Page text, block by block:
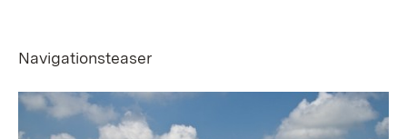
Navigationsteaser